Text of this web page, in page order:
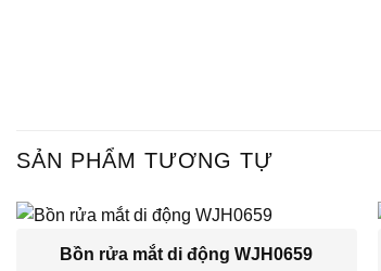
SẢN PHẨM TƯƠNG TỰ
Bồn rửa mắt di động WJH0659